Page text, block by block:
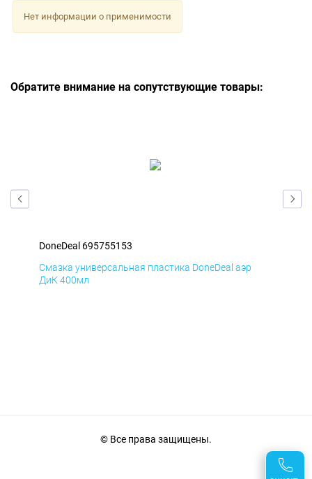
Нет информации о применимости
Обратите внимание на сопутствующие товары:
DoneDeal 695755153
Смазка универсальная пластика DoneDeal аэр
ДиК 400мл
© Все права защищены.